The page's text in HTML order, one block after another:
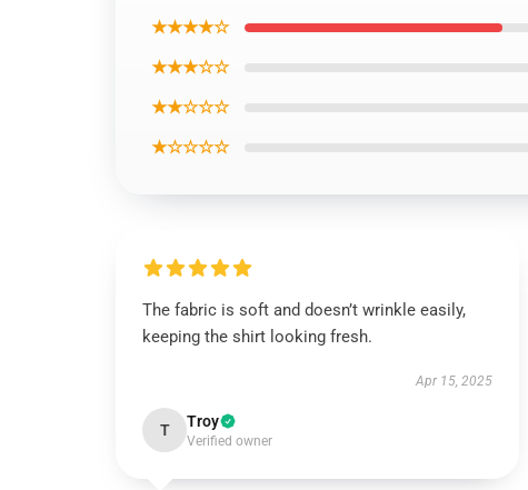
★★★★☆
★★★☆☆
★★☆☆☆
★☆☆☆☆
The fabric is soft and doesn’t wrinkle easily,
keeping the shirt looking fresh.
Apr 15, 2025
T Troy
Verified owner